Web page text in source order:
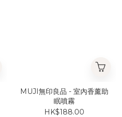
MUJI無印良品 - 室內香薰助
眠噴霧
HK$188.00